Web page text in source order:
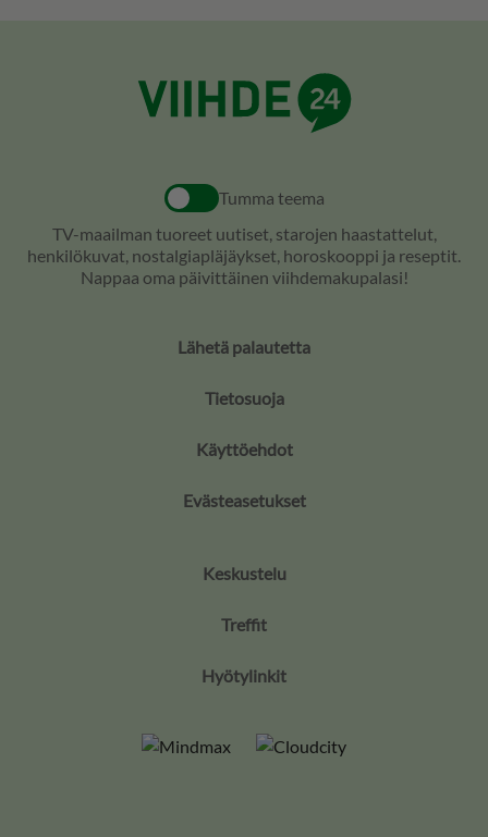
Tumma teema
TV-maailman tuoreet uutiset, starojen haastattelut,
henkilökuvat, nostalgiapläjäykset, horoskooppi ja reseptit.
Nappaa oma päivittäinen viihdemakupalasi!
Lähetä palautetta
Tietosuoja
Käyttöehdot
Evästeasetukset
Keskustelu
Treffit
Hyötylinkit